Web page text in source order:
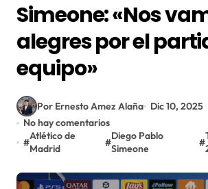
Simeone: «Nos
alegres por el
equipo»
Por Ernesto Amez Alaña
Dic 10, 2025
No hay comentarios
#
Atlético de
Madrid
#
Diego Pablo
Simeone
#